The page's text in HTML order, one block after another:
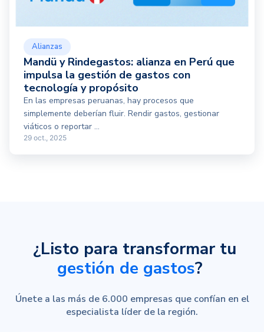
Alianzas
Mandü y Rindegastos: alianza en Perú que
impulsa la gestión de gastos con
tecnología y propósito
En las empresas peruanas, hay procesos que
simplemente deberían fluir. Rendir gastos, gestionar
viáticos o reportar ...
29 oct., 2025
¿Listo para transformar tu
gestión de gastos?
Únete a las más de 6.000 empresas que confían en el
especialista líder de la región.